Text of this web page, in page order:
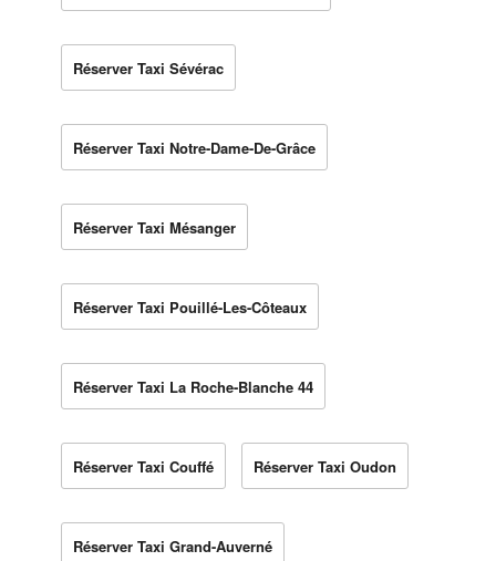
Réserver Taxi Sévérac
Réserver Taxi Notre-Dame-De-Grâce
Réserver Taxi Mésanger
Réserver Taxi Pouillé-Les-Côteaux
Réserver Taxi La Roche-Blanche 44
Réserver Taxi Couffé Réserver Taxi Oudon
Réserver Taxi Grand-Auverné